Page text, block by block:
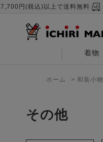
7,700円(税込)以上で送料無料
着物
ホーム > 和装小物
その他